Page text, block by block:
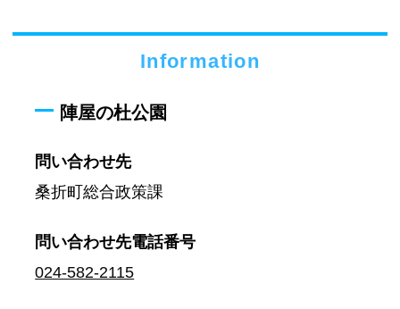
Information
陣屋の杜公園
問い合わせ先
桑折町総合政策課
問い合わせ先電話番号
024-582-2115